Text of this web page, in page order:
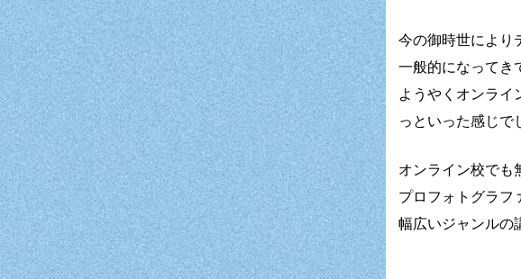
今の御時世により
一般的になってき
ようやくオンライ
っといった感じで
オンライン校でも
プロフォトグラフ
幅広いジャンルの